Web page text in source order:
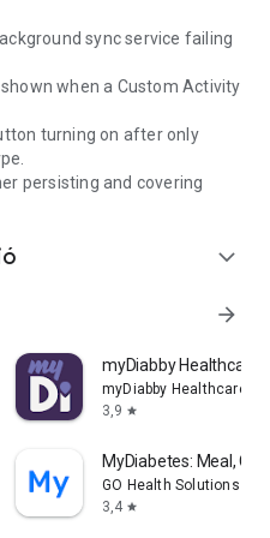
i tractament actual de
d'atenció mèdica.
sync service failing
when a Custom Activity
turning on after only
persisting and covering
expand_more
arrow_forward
Vacation Rentals
myDiabby Healthcare
myDiabby Healthcare
3,9 star
Diabetes MyDiabetes: Meal,
GO Health Solutions
3,4 star